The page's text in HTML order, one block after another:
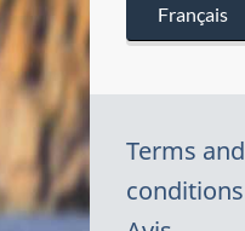
Français
Terms and
conditions